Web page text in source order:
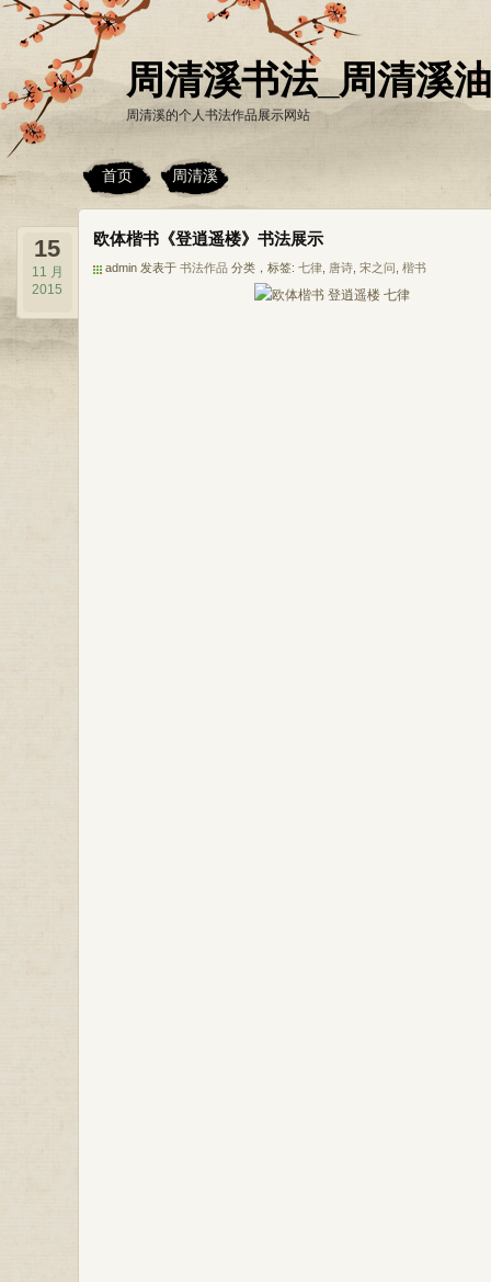
周清溪书法_周清溪
周清溪的个人书法作品展示网站
首页 周清溪
欧体楷书《登逍遥楼》书法展示
admin 发表于 书法作品 分类，标签: 七律 唐诗 宋之问 楷书
15
11 月
2015